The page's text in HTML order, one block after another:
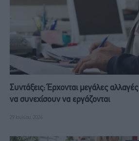
Συντάξεις: Έρχονται μεγάλες
να συνεχίσουν να εργάζονται
29 Ιουλίου, 2026